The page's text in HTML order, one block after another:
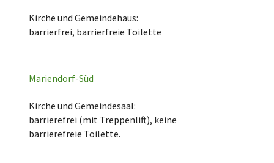
Kirche und Gemeindehaus:
barrierfrei, barrierfreie Toilette
Mariendorf-Süd
Kirche und Gemeindesaal:
barrierefrei (mit Treppenlift), keine
barrierefreie Toilette.